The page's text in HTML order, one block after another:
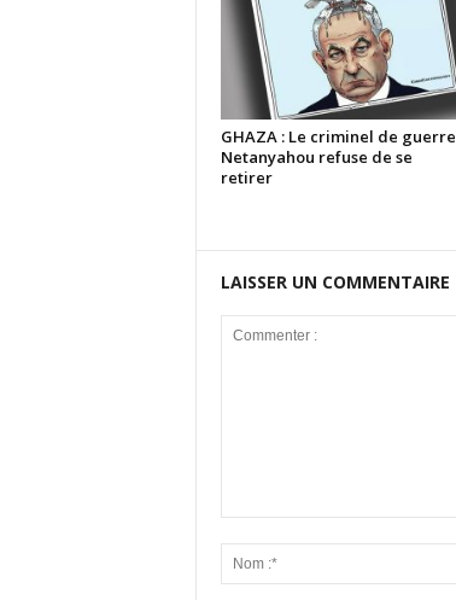
GHAZA : Le criminel de guerre
Netanyahou refuse de se
retirer
LAISSER UN COMMENTAIRE